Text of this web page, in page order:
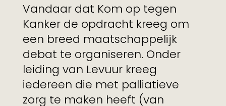
Vandaar dat Kom op tegen
Kanker de opdracht kreeg om
een breed maatschappelijk
debat te organiseren. Onder
leiding van Levuur kreeg
iedereen die met palliatieve
zorg te maken heeft (van